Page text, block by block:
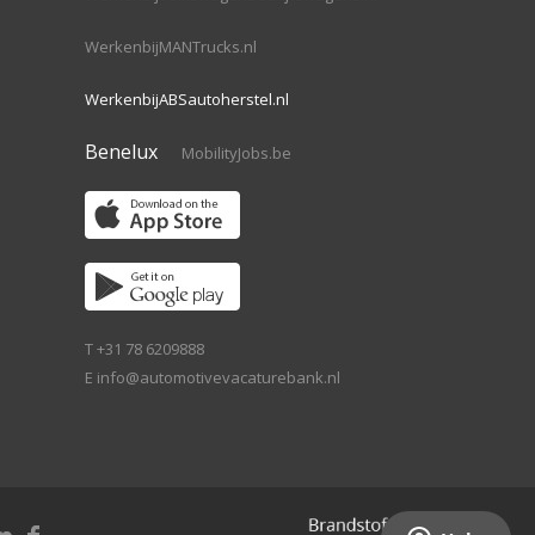
WerkenbijMANTrucks.nl
WerkenbijABSautoherstel.nl
Benelux MobilityJobs.be
T +31 78 6209888
E info@automotivevacaturebank.nl